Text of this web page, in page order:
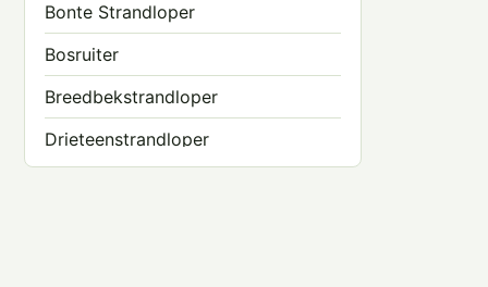
Bonte Strandloper
Bosruiter
Breedbekstrandloper
Drieteenstrandloper